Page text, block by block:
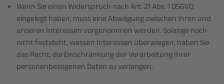
Wenn Sie einen Widerspruch nach Art. 21 Abs. 1 DSGVO
eingelegt haben, muss eine Abwägung zwischen Ihren und
unseren Interessen vorgenommen werden. Solange noch
nicht feststeht, wessen Interessen überwiegen, haben Sie
das Recht, die Einschränkung der Verarbeitung Ihrer
personenbezogenen Daten zu verlangen.